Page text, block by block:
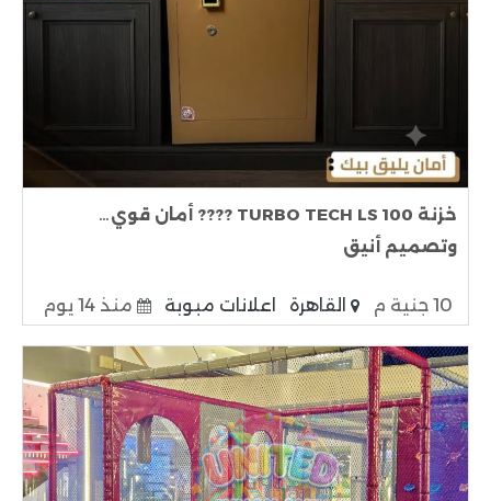
خزنة TURBO TECH LS 100 ???? أمان قوي…
وتصميم أنيق
10 جنية م القاهرة اعلانات مبوبة منذ 14 يوم